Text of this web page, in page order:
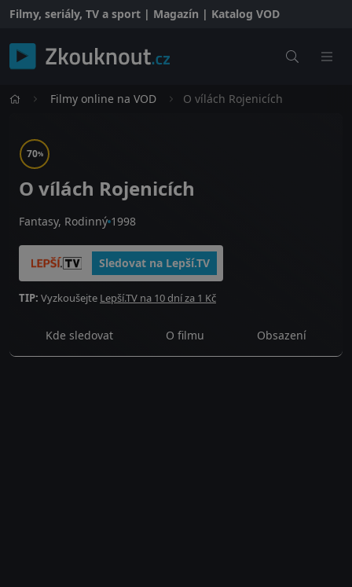
Filmy, seriály, TV a sport | Magazín | Katalog VOD
Filmy online na VOD O vílách Rojenicích
70%
O vílách Rojenicích
Fantasy, Rodinný 1998
Sledovat na Lepší.TV
TIP: Vyzkoušejte Lepší.TV na 10 dní za 1 Kč
Kde sledovat O filmu Obsazení